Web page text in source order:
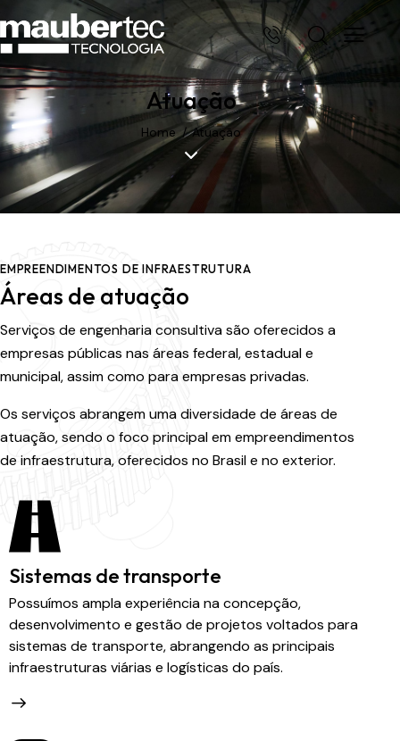
Atuação
Home Atuação
EMPREENDIMENTOS DE INFRAESTRUTURA
Áreas de atuação
Serviços de engenharia consultiva são oferecidos a
empresas públicas nas áreas federal, estadual e
municipal, assim como para empresas privadas.
Os serviços abrangem uma diversidade de áreas de
atuação, sendo o foco principal em empreendimentos
de infraestrutura, oferecidos no Brasil e no exterior.
Sistemas de transporte
Possuímos ampla experiência na concepção,
desenvolvimento e gestão de projetos voltados para
sistemas de transporte, abrangendo as principais
infraestruturas viárias e logísticas do país.